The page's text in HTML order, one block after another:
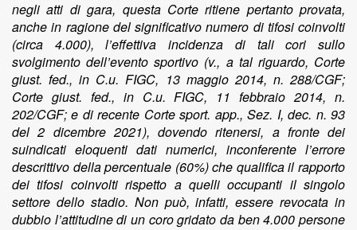
negli atti di gara, questa Corte ritiene pertanto provata,
anche in ragione del significativo numero di tifosi coinvolti
(circa 4.000), l’effettiva incidenza di tali cori sullo
svolgimento dell’evento sportivo (v., a tal riguardo, Corte
giust. fed., in C.u. FIGC, 13 maggio 2014, n. 288/CGF;
Corte giust. fed., in C.u. FIGC, 11 febbraio 2014, n.
202/CGF; e di recente Corte sport. app., Sez. I, dec. n. 93
del 2 dicembre 2021), dovendo ritenersi, a fronte dei
suindicati eloquenti dati numerici, inconferente l’errore
descrittivo della percentuale (60%) che qualifica il rapporto
dei tifosi coinvolti rispetto a quelli occupanti il singolo
settore dello stadio. Non può, infatti, essere revocata in
dubbio l’attitudine di un coro gridato da ben 4.000 persone